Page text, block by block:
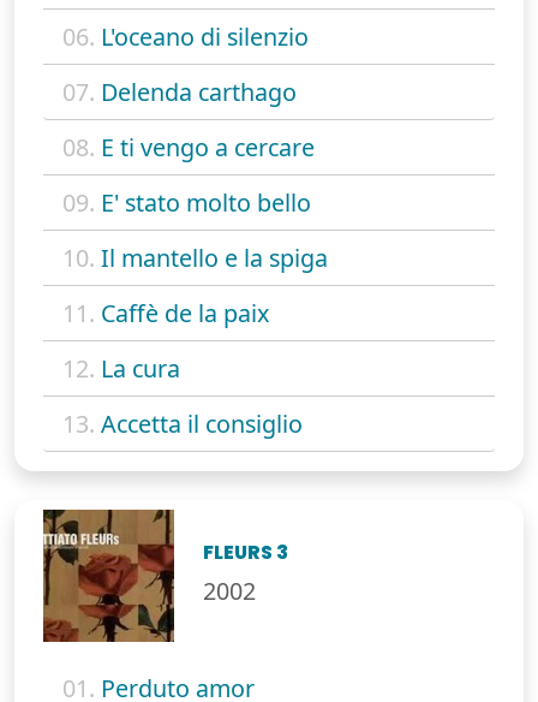
06. L'oceano di silenzio
07. Delenda carthago
08. E ti vengo a cercare
09. E' stato molto bello
10. Il mantello e la spiga
11. Caffè de la paix
12. La cura
13. Accetta il consiglio
FLEURS 3
2002
01. Perduto amor